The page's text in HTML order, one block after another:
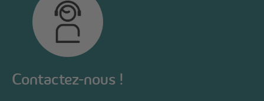
Contactez-nous !